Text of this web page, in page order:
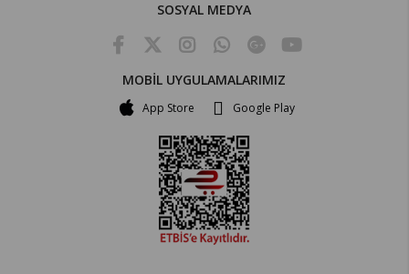
SOSYAL MEDYA
MOBİL UYGULAMALARIMIZ
App Store Google Play